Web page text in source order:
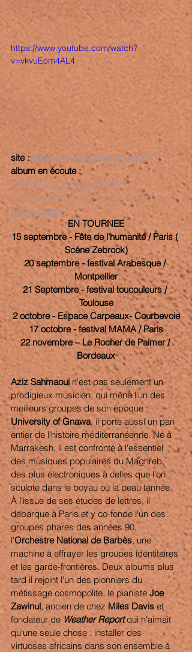
https://www.youtube.com/watch?
v=vkvuEom4AL4
site : http://www.azizsahmaoui.com/
album en écoute :
https://soundcloud.com/aziz-
sahmaoui/sets/poetic-trance-full-album-
wav/s-YrRBs
EN TOURNEE
15 septembre - Fête de l'humanité / Paris (
Scène Zebrock)
20 septembre - festival Arabesque /
Montpellier
21 Septembre - festival toucouleurs /
Toulouse
2 octobre - Espace Carpeaux- Courbevoie
17 octobre - festival MAMA / Paris
22 novembre – Le Rocher de Palmer /
Bordeaux
Aziz Sahmaoui n'est pas seulement un
prodigieux musicien, qui mène l'un des
meilleurs groupes de son époque :
University of Gnawa, il porte aussi un pan
entier de l'histoire méditerranéenne. Né à
Marrakesh, il est confronté à l'essentiel
des musiques populaires du Maghreb,
des plus électroniques à celles que l'on
sculpte dans le boyau ou la peau tannée.
À l'issue de ses études de lettres, il
débarque à Paris et y co-fonde l'un des
groupes phares des années 90,
l'Orchestre National de Barbès, une
machine à effrayer les groupes identitaires
et les garde-frontières. Deux albums plus
tard il rejoint l'un des pionniers du
métissage cosmopolite, le pianiste Joe
Zawinul, ancien de chez Miles Davis et
fondateur de Weather Report qui n'aimait
qu'une seule chose : installer des
virtuoses africains dans son ensemble à